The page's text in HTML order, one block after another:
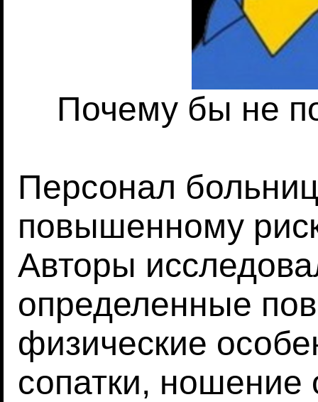
Почему бы не
Персонал
повышенному
Авторы
определенные
физические
сопатки, ношение